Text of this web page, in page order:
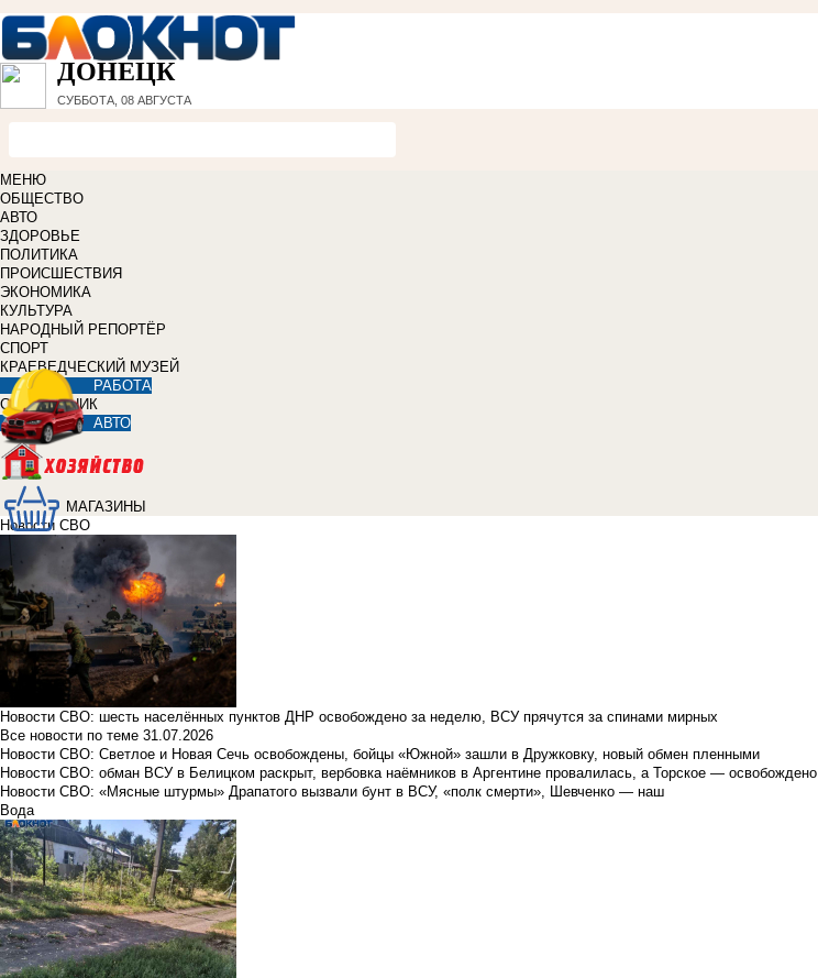
ДОНЕЦК
СУББОТА, 08 АВГУСТА
МЕНЮ
ОБЩЕСТВО
АВТО
ЗДОРОВЬЕ
ПОЛИТИКА
ПРОИСШЕСТВИЯ
ЭКОНОМИКА
КУЛЬТУРА
НАРОДНЫЙ РЕПОРТЁР
СПОРТ
КРАЕВЕДЧЕСКИЙ МУЗЕЙ
РАБОТА
СПРАВОЧНИК
АВТО
МАГАЗИНЫ
Новости СВО
Новости СВО: шесть населённых пунктов ДНР освобождено за неделю, ВСУ прячутся за спинами мирных
Все новости по теме 31.07.2026
Новости СВО: Светлое и Новая Сечь освобождены, бойцы «Южной» зашли в Дружковку, новый обмен пленными
Новости СВО: обман ВСУ в Белицком раскрыт, вербовка наёмников в Аргентине провалилась, а Торское — освобождено
Новости СВО: «Мясные штурмы» Драпатого вызвали бунт в ВСУ, «полк смерти», Шевченко — наш
Вода